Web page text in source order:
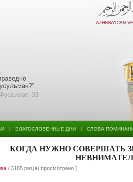
Фуссилат, 33
БЛАГОСЛОВЕННЫЕ ДНИ СЛОВА
КОГДА НУЖНО СОВЕРШАТЬ
/ 3185 раз(а) просмотрено ]